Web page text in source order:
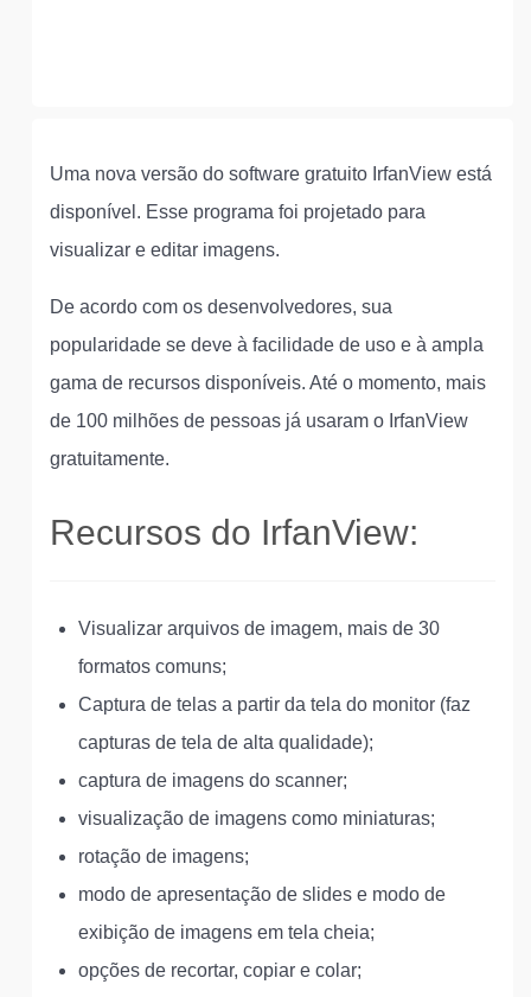
Uma nova versão do software gratuito IrfanView está
disponível. Esse programa foi projetado para
visualizar e editar imagens.
De acordo com os desenvolvedores, sua
popularidade se deve à facilidade de uso e à ampla
gama de recursos disponíveis. Até o momento, mais
de 100 milhões de pessoas já usaram o IrfanView
gratuitamente.
Recursos do IrfanView:
Visualizar arquivos de imagem, mais de 30
formatos comuns;
Captura de telas a partir da tela do monitor (faz
capturas de tela de alta qualidade);
captura de imagens do scanner;
visualização de imagens como miniaturas;
rotação de imagens;
modo de apresentação de slides e modo de
exibição de imagens em tela cheia;
opções de recortar, copiar e colar;